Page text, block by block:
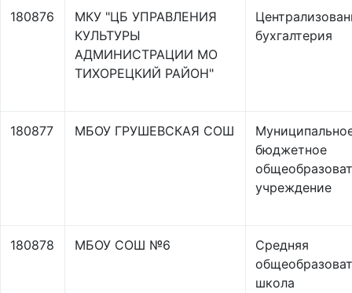
180876
МКУ "ЦБ УПРАВЛЕНИЯ
КУЛЬТУРЫ
АДМИНИСТРАЦИИ МО
ТИХОРЕЦКИЙ РАЙОН"
бухгалтерия
180877 МБОУ ГРУШЕВСКАЯ СОШ
бюджетное
учреждение
180878 МБОУ СОШ №6
Средняя
школа